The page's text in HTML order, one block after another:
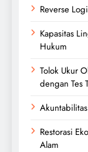
Reverse
Kapasitas
Hukum
Tolok Ukur
dengan Tes
Restorasi
Alam